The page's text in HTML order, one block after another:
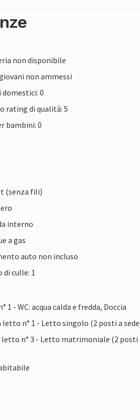
non disponibile
non ammessi
0
rating di qualità: 5
bambini: 0
(senza fili)
interno
a gas
auto non incluso
di culle: 1
1 - WC: acqua calda e fredda, Doccia
letto n° 1 - Letto singolo (2 posti a
letto n° 3 - Letto matrimoniale (2 posti